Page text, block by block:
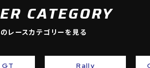
CATEGORY
レースカテゴリーを見る
GT Rally